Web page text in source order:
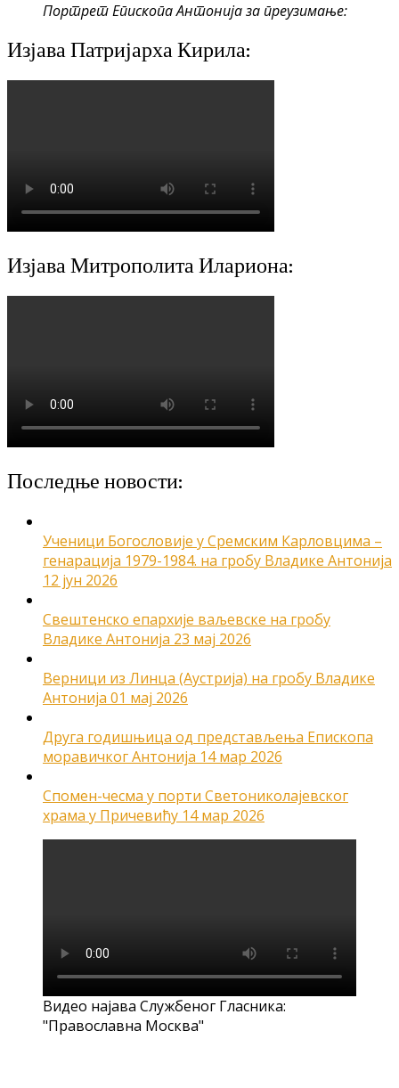
Портрет Епископа Антонија за преузимање:
Изјава Патријарха Кирила:
Изјава Митрополита Илариона:
Последње новости:
Ученици Богословије у Сремским Карловцима –
генарација 1979-1984. на гробу Владике Антонија
12 јун 2026
Свештенско епархије ваљевске на гробу
Владике Антонија 23 мај 2026
Верници из Линца (Аустрија) на гробу Владике
Антонија 01 мај 2026
Друга годишњица од представљења Епископа
моравичког Антонија 14 мар 2026
Спомен-чесма у порти Светониколајевског
храма у Причевићу 14 мар 2026
Видео најава Службеног Гласника:
"Православна Москва"